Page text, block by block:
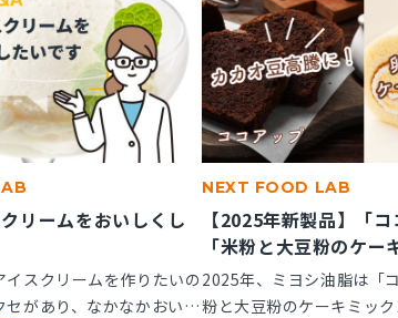
リームをおいしくし
スクリームを作りたいの
があり、なかなかおいし
NEXT FOOD LAB
【2025年新製品】「
「米粉と大豆粉のケー
2025年、ミヨシ油脂は「
粉と大豆粉のケーキミッ